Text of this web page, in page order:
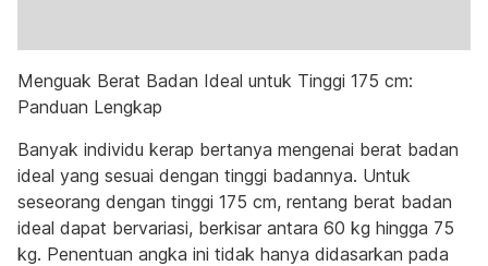
Menguak Berat Badan Ideal untuk Tinggi 175 cm:
Panduan Lengkap
Banyak individu kerap bertanya mengenai berat badan
ideal yang sesuai dengan tinggi badannya. Untuk
seseorang dengan tinggi 175 cm, rentang berat badan
ideal dapat bervariasi, berkisar antara 60 kg hingga 75
kg. Penentuan angka ini tidak hanya didasarkan pada